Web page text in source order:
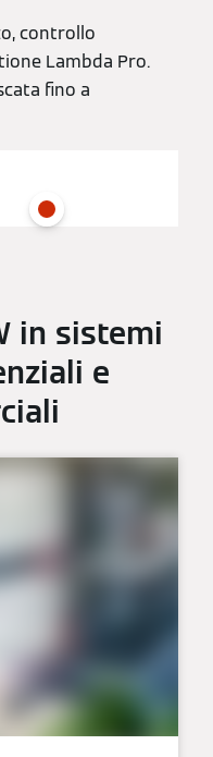
controllo
Lambda Pro.
fino a
in sistemi
e